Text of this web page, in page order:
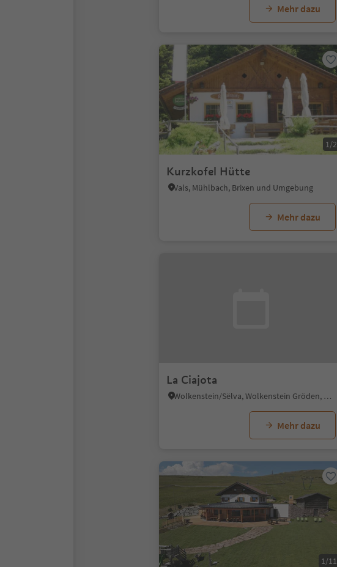
Mehr dazu
1/2
Kurzkofel Hütte
Vals, Mühlbach, Brixen und Umgebung
Mehr dazu
La Ciajota
Wolkenstein/Sëlva, Wolkenstein Gröden, Dolomitenregion Gröden
Mehr dazu
1/11